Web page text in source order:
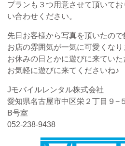
プランも３つ用意させて頂いて
い合わせください。
先日お客様から写真を頂いたので
お店の雰囲気が一気に可愛くなり
お休みの日とかに遊びに来ていた
お気軽に遊びに来てくださいね♪
Jモバイルレンタル株式会社
愛知県名古屋市中区栄２丁目９−
B号室
052-238-9438